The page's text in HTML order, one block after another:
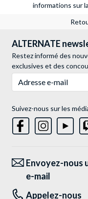
informations sur
ALTERNATE
Restez informé des
exclusives et des
Suivez-nous sur les
Envoyez-nous
e-mail
Appelez-nous